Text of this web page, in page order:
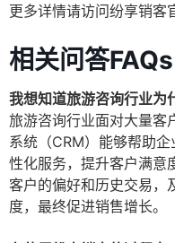
更多详情请访问纷享销客
相关问答FAQs
我想知道旅游咨询行业为
旅游咨询行业面对大量客
系统（CRM）能够帮助
性化服务，提升客户满意
客户的偏好和历史交易，
度，最终促进销售增长。